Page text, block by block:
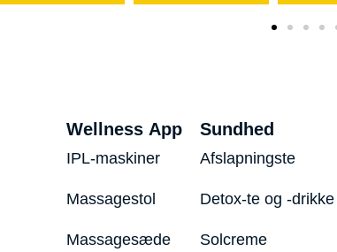
Wellness App
IPL-maskiner
Massagestol
Massagesæde
Sundhed
Afslapningste
Detox-te og -drikke
Solcreme